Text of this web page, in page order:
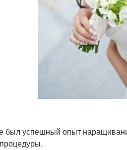
был успешный опыт